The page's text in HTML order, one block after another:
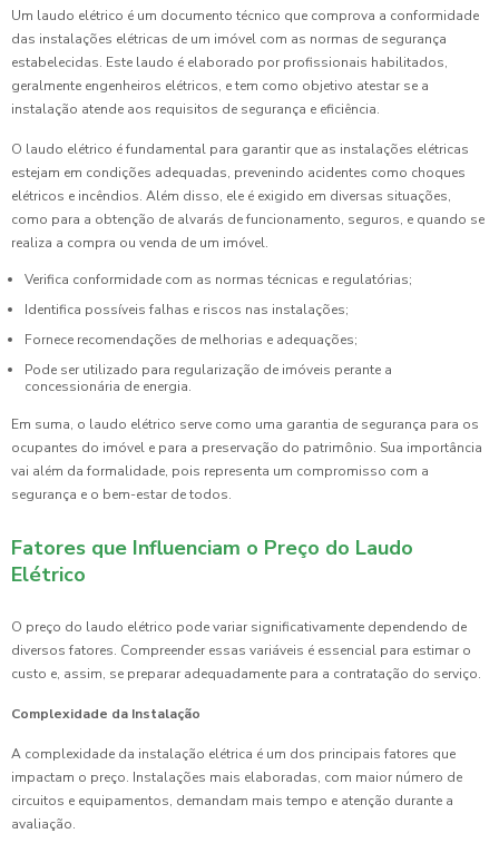
Um laudo elétrico é um documento técnico que comprova a conformidade
das instalações elétricas de um imóvel com as normas de segurança
estabelecidas. Este laudo é elaborado por profissionais habilitados,
geralmente engenheiros elétricos, e tem como objetivo atestar se a
instalação atende aos requisitos de segurança e eficiência.
O laudo elétrico é fundamental para garantir que as instalações elétricas
estejam em condições adequadas, prevenindo acidentes como choques
elétricos e incêndios. Além disso, ele é exigido em diversas situações,
como para a obtenção de alvarás de funcionamento, seguros, e quando se
realiza a compra ou venda de um imóvel.
Verifica conformidade com as normas técnicas e regulatórias;
Identifica possíveis falhas e riscos nas instalações;
Fornece recomendações de melhorias e adequações;
Pode ser utilizado para regularização de imóveis perante a
concessionária de energia.
Em suma, o laudo elétrico serve como uma garantia de segurança para os
ocupantes do imóvel e para a preservação do patrimônio. Sua importância
vai além da formalidade, pois representa um compromisso com a
segurança e o bem-estar de todos.
Fatores que Influenciam o Preço do Laudo
Elétrico
O preço do laudo elétrico pode variar significativamente dependendo de
diversos fatores. Compreender essas variáveis é essencial para estimar o
custo e, assim, se preparar adequadamente para a contratação do serviço.
Complexidade da Instalação
A complexidade da instalação elétrica é um dos principais fatores que
impactam o preço. Instalações mais elaboradas, com maior número de
circuitos e equipamentos, demandam mais tempo e atenção durante a
avaliação.